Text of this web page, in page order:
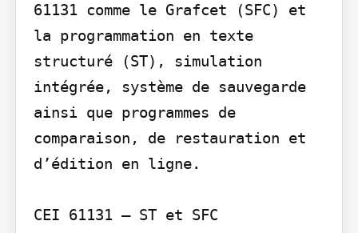
61131 comme le Grafcet (SFC) et
la programmation en texte
structuré (ST), simulation
intégrée, système de sauvegarde
ainsi que programmes de
comparaison, de restauration et
d’édition en ligne.
CEI 61131 – ST et SFC